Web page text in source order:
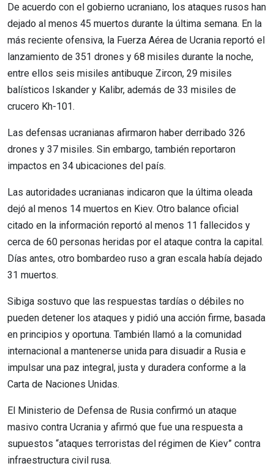
De acuerdo con el gobierno ucraniano, los ataques rusos han
dejado al menos 45 muertos durante la última semana. En la
más reciente ofensiva, la Fuerza Aérea de Ucrania reportó el
lanzamiento de 351 drones y 68 misiles durante la noche,
entre ellos seis misiles antibuque Zircon, 29 misiles
balísticos Iskander y Kalibr, además de 33 misiles de
crucero Kh-101.
Las defensas ucranianas afirmaron haber derribado 326
drones y 37 misiles. Sin embargo, también reportaron
impactos en 34 ubicaciones del país.
Las autoridades ucranianas indicaron que la última oleada
dejó al menos 14 muertos en Kiev. Otro balance oficial
citado en la información reportó al menos 11 fallecidos y
cerca de 60 personas heridas por el ataque contra la capital.
Días antes, otro bombardeo ruso a gran escala había dejado
31 muertos.
Sibiga sostuvo que las respuestas tardías o débiles no
pueden detener los ataques y pidió una acción firme, basada
en principios y oportuna. También llamó a la comunidad
internacional a mantenerse unida para disuadir a Rusia e
impulsar una paz integral, justa y duradera conforme a la
Carta de Naciones Unidas.
El Ministerio de Defensa de Rusia confirmó un ataque
masivo contra Ucrania y afirmó que fue una respuesta a
supuestos “ataques terroristas del régimen de Kiev” contra
infraestructura civil rusa.